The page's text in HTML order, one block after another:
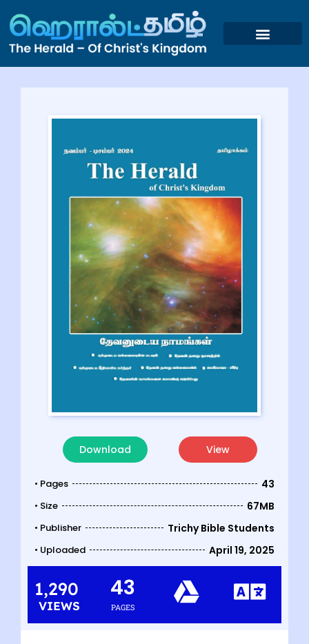
Download View
• Pages 43
• Size 67MB
• Publisher Trichy Bible Students
• Uploaded April 19, 2025
1,290
VIEWS PAGES
43